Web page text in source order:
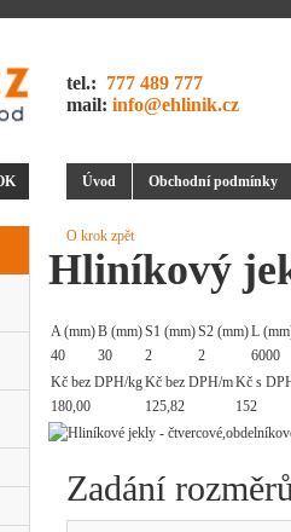
tel.: 777 489 777
mail: info@ehlinik.cz
Úvod Obchodní podmínky
O krok zpět
Hliníkový
A (mm)B (mm)S1 (mm)S2 (mm)L
40
30 2 2
6000
Kč bez DPH/kgKč bez DPH/mKč s
180,00
125,82 152
Zadání